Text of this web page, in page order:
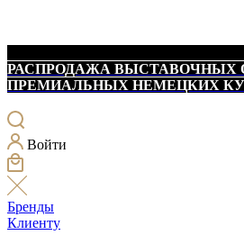
РАСПРОДАЖА ВЫСТАВОЧНЫХ
ПРЕМИАЛЬНЫХ НЕМЕЦКИХ
Войти
Бренды
Клиенту